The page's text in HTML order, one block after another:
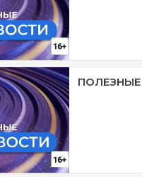
ПОЛЕЗНЫЕ